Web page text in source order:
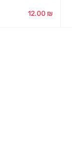
12.00 ₪